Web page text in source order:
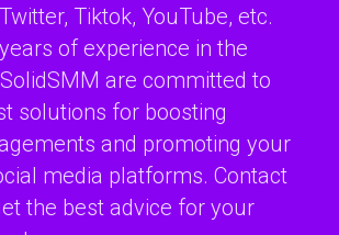
Tiktok, YouTube, etc.
of experience in the
are committed to
solutions for boosting
and promoting your
media platforms. Contact
the best advice for your